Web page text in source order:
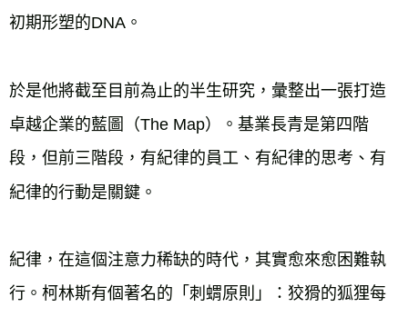
初期形塑的DNA。
於是他將截至目前為止的半生研究，彙整出一張打造
卓越企業的藍圖（The Map）。基業長青是第四階
段，但前三階段，有紀律的員工、有紀律的思考、有
紀律的行動是關鍵。
紀律，在這個注意力稀缺的時代，其實愈來愈困難執
行。柯林斯有個著名的「刺蝟原則」：狡猾的狐狸每